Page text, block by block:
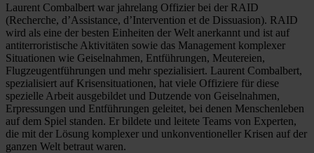
Laurent Combalbert war jahrelang Offizier bei der RAID
(Recherche, d’Assistance, d’Intervention et de Dissuasion). RAID
wird als eine der besten Einheiten der Welt anerkannt und ist auf
antiterroristische Aktivitäten sowie das Management komplexer
Situationen wie Geiselnahmen, Entführungen, Meutereien,
Flugzeugentführungen und mehr spezialisiert. Laurent Combalbert,
spezialisiert auf Krisensituationen, hat viele Offiziere für diese
spezielle Arbeit ausgebildet und Dutzende von Geiselnahmen,
Erpressungen und Entführungen geleitet, bei denen Menschenleben
auf dem Spiel standen. Er bildete und leitete Teams von Experten,
die mit der Lösung komplexer und unkonventioneller Krisen auf der
ganzen Welt betraut waren.